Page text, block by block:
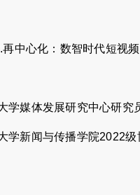
中心化：数智时代短视
学媒体发展研究中心研究
学新闻与传播学院2022